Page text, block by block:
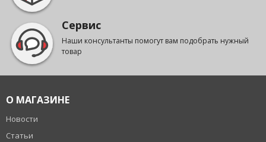
Сервис
Наши консультанты помогут вам подобрать нужный
товар
О МАГАЗИНЕ
Новости
Статьи